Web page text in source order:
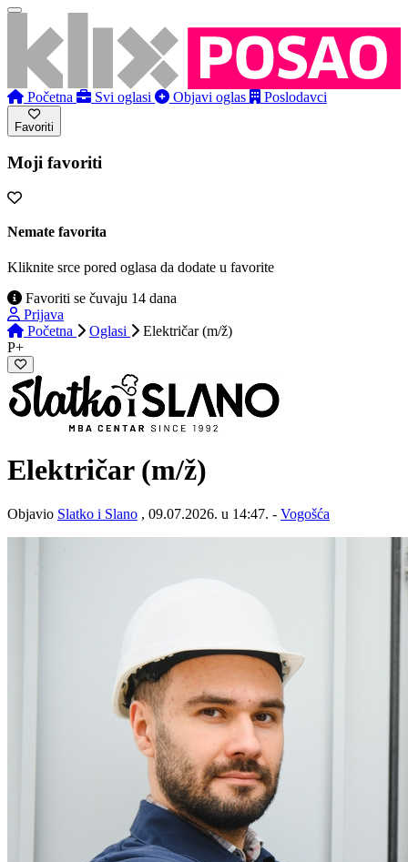
Početna Svi oglasi Objavi oglas Poslodavci
Favoriti
Moji favoriti
Nemate favorita
Kliknite srce pored oglasa da dodate u favorite
Favoriti se čuvaju 14 dana
Prijava
Početna
Oglasi
Električar (m/ž)
P+
Električar (m/ž)
Objavio Slatko i Slano , 09.07.2026. u 14:47. - Vogošća